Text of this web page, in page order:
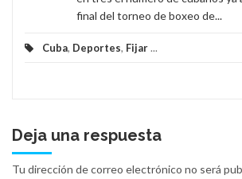
final del torneo de boxeo de...
Cuba, Deportes, Fijar...
Deja una respuesta
Tu dirección de correo electrónico no será